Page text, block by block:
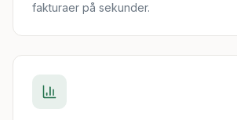
fakturaer på sekunder.